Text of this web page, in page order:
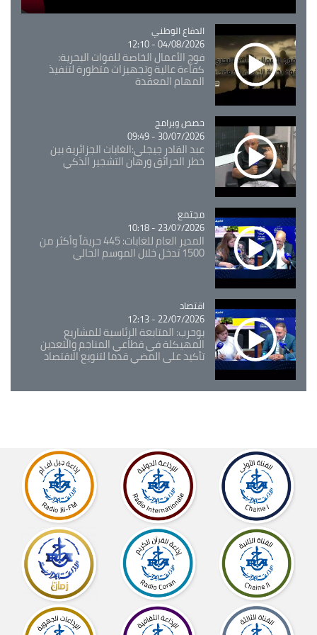
Catégorie
الدفاع الوطني
04/08/2026 - 12:10
فوج الأعمال الخاصة للقوات البحرية:
كفاءة عالية وتجهيزات متطورة لتنفيذ
المهام المعقدة
Catégorie
حصص وبرامج
30/07/2026 - 09:49
عبد القادر جيجلي:الغابات الجزائرية بين
خطر الحرائق ورهان التشجير الذكي
Catégorie
مجتمع
23/07/2026 - 10:18
المدير العام للغابات: 445 حريقاً وأكثر من
1500 تدخل خلال الموسم الحالي
Catégorie
اقتصاد
22/07/2026 - 12:13
بوحرب: المتابعة الرئاسية للمشاريع
المهيكلة في قطاعي المناجم والتعدين
تأكيد على المضي قدما لتنويع الاقتصاد